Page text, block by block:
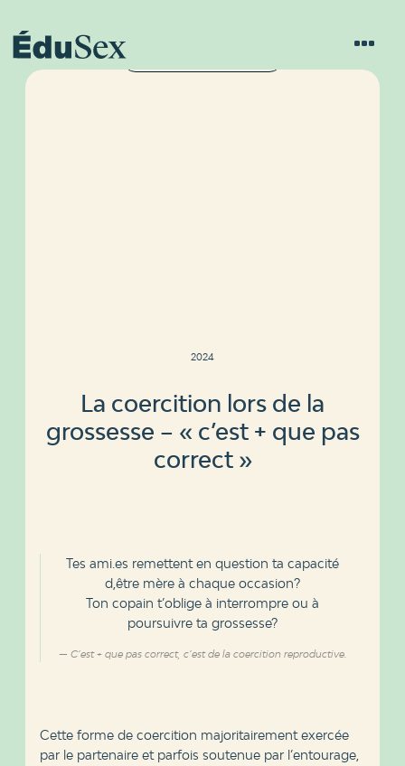
2024
La coercition lors de la
grossesse – « c’est + que pas
correct »
Tes ami.es remettent en question ta capacité
d,être mère à chaque occasion?
Ton copain t’oblige à interrompre ou à
poursuivre ta grossesse?
C’est + que pas correct, c’est de la coercition reproductive.
Cette forme de coercition majoritairement exercée
par le partenaire et parfois soutenue par l’entourage,